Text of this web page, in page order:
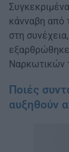
κάνναβη από
στη
Ναρκωτικών
Ποιές
αυξηθούν